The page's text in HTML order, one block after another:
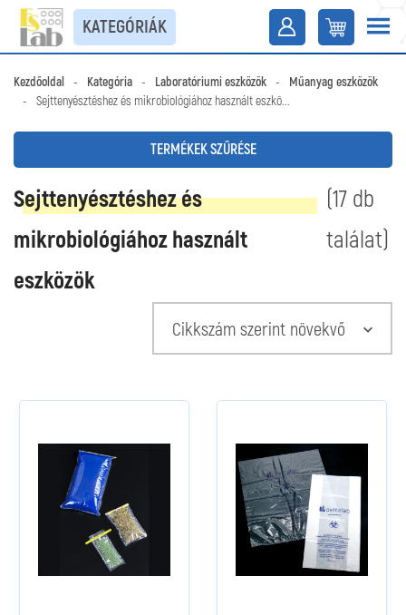
KATEGÓRIÁK
Kezdőoldal - Kategória - Laboratóriumi eszközök -
Műanyag eszközök
-
Sejttenyésztéshez és mikrobiológiához használt eszkö...
TERMÉKEK SZŰRÉSE
Sejttenyésztéshez és
mikrobiológiához használt
eszközök
(17 db
találat)
Cikkszám szerint növekvő